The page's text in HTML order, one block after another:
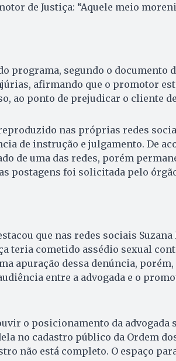
de Justiça: “Aquele meio
programa, segundo o documento
afirmando que o promotor
ao ponto de prejudicar o cliente
nas próprias redes
de instrução e julgamento. De
de uma das redes, porém
postagens foi solicitada pelo
que nas redes sociais
teria cometido assédio sexual
apuração dessa denúncia, porém,
entre a advogada e o
o posicionamento da advogada
no cadastro público da Ordem
não está completo. O espaço